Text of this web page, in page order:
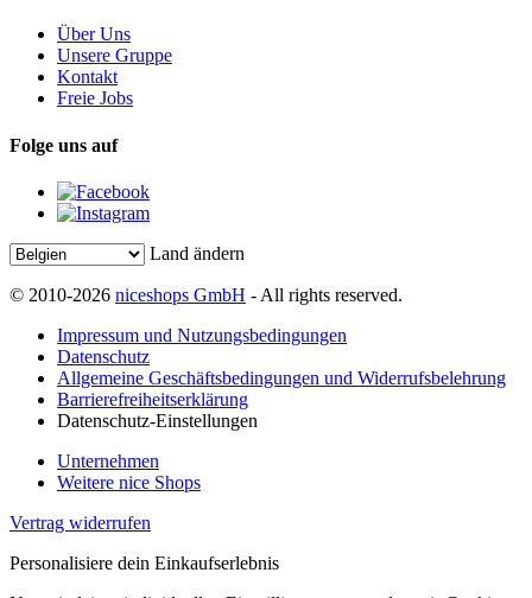
Über Uns
Unsere Gruppe
Kontakt
Freie Jobs
Folge uns auf
Land ändern
© 2010-2026 niceshops GmbH - All rights reserved.
Impressum und Nutzungsbedingungen
Datenschutz
Allgemeine Geschäftsbedingungen und Widerrufsbelehrung
Barrierefreiheitserklärung
Datenschutz-Einstellungen
Unternehmen
Weitere nice Shops
Vertrag widerrufen
Personalisiere dein Einkaufserlebnis